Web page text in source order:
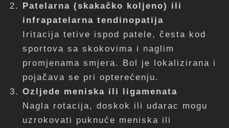
Patelarna (skakačko koljeno) ili
infrapatelarna tendinopatija
Iritacija tetive ispod patele, česta kod
sportova sa skokovima i naglim
promjenama smjera. Bol je lokalizirana i
pojačava se pri opterećenju.
Ozljede meniska ili ligamenata
Nagla rotacija, doskok ili udarac mogu
uzrokovati puknuće meniska ili